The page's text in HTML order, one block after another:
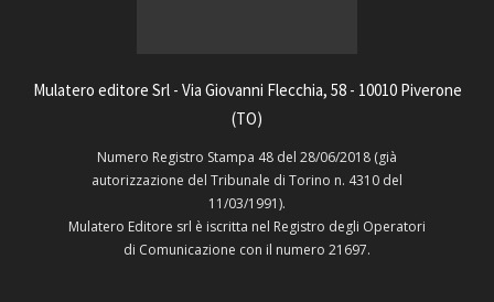
Mulatero editore Srl - Via Giovanni Flecchia, 58 - 10010 Piverone
(TO)
Numero Registro Stampa 48 del 28/06/2018 (già
autorizzazione del Tribunale di Torino n. 4310 del
11/03/1991).
Mulatero Editore srl è iscritta nel Registro degli Operatori
di Comunicazione con il numero 21697.